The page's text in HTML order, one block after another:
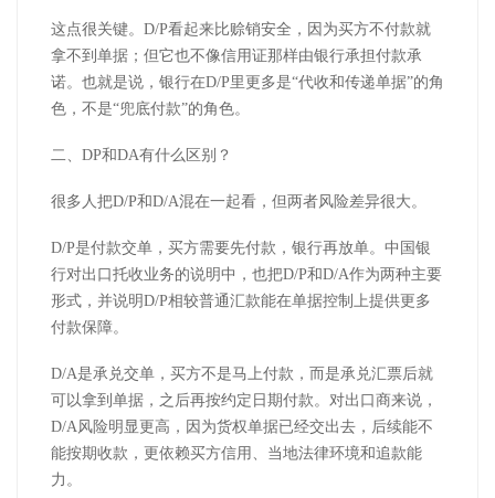
这点很关键。 D/P看起来比赊销安全，因为买方不付款就
拿不到单据；但它也不像信用证那样由银行承担付款承
诺。也就是说，银行在D/P里更多是“代收和传递单据”的角
色，不是“兜底付款”的角色。
二、 DP和DA有什么区别？
很多人把D/P和D/A混在一起看，但两者风险差异很大。
D/P是付款交单，买方需要先付款，银行再放单。中国银
行对出口托收业务的说明中，也把D/P和D/A作为两种主要
形式，并说明D/P相较普通汇款能在单据控制上提供更多
付款保障。
D/A是承兑交单，买方不是马上付款，而是承兑汇票后就
可以拿到单据，之后再按约定日期付款。对出口商来说，
D/A风险明显更高，因为货权单据已经交出去，后续能不
能按期收款，更依赖买方信用、当地法律环境和追款能
力。